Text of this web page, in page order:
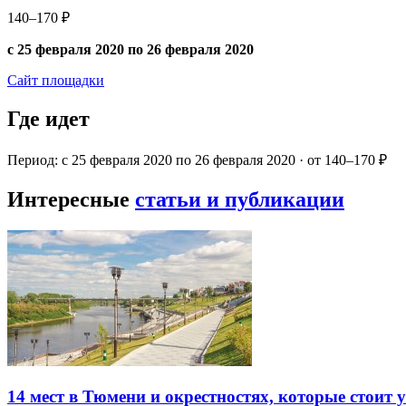
140–170 ₽
с 25 февраля 2020 по 26 февраля 2020
Сайт площадки
Где идет
Период: с 25 февраля 2020 по 26 февраля 2020 · от 140–170 ₽
Интересные статьи и публикации
14 мест в Тюмени и окрестностях, которые стоит